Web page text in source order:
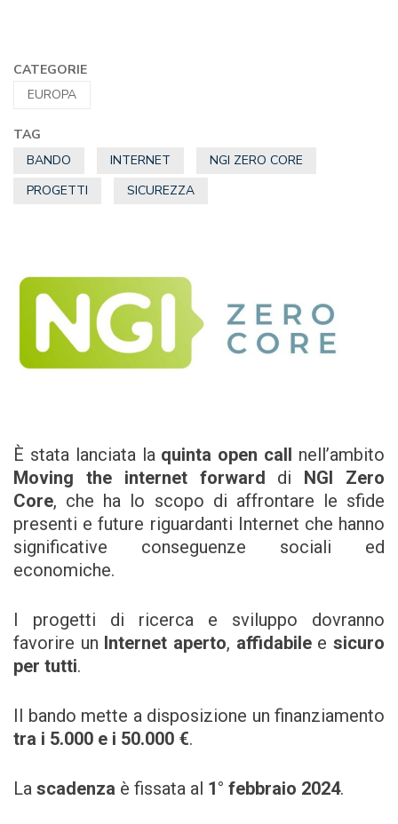
CATEGORIE
EUROPA
TAG
BANDO
INTERNET
NGI ZERO CORE
PROGETTI
SICUREZZA
È stata lanciata la quinta open call nell’ambito
Moving the internet forward di NGI Zero
Core, che ha lo scopo di affrontare le sfide
presenti e future riguardanti Internet che hanno
significative conseguenze sociali ed
economiche.
I progetti di ricerca e sviluppo dovranno
favorire un Internet aperto, affidabileesicuro
per tutti.
Il bando mette a disposizione un finanziamento
tra i 5.000 e i 50.000 €.
La scadenza è fissata al 1° febbraio 2024.